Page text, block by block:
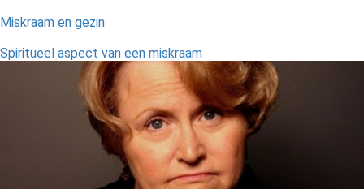
Miskraam en gezin
Spiritueel aspect van een miskraam